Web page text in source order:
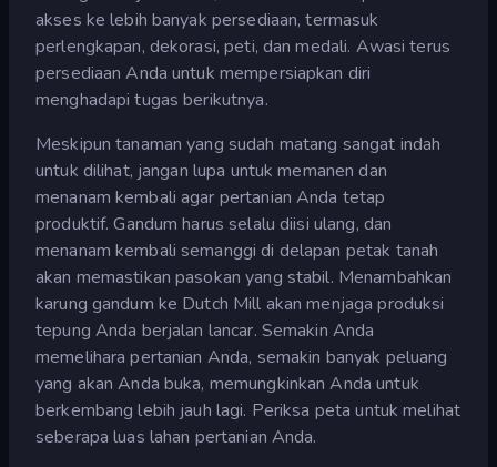
akses ke lebih banyak persediaan, termasuk
perlengkapan, dekorasi, peti, dan medali. Awasi terus
persediaan Anda untuk mempersiapkan diri
menghadapi tugas berikutnya.
Meskipun tanaman yang sudah matang sangat indah
untuk dilihat, jangan lupa untuk memanen dan
menanam kembali agar pertanian Anda tetap
produktif. Gandum harus selalu diisi ulang, dan
menanam kembali semanggi di delapan petak tanah
akan memastikan pasokan yang stabil. Menambahkan
karung gandum ke Dutch Mill akan menjaga produksi
tepung Anda berjalan lancar. Semakin Anda
memelihara pertanian Anda, semakin banyak peluang
yang akan Anda buka, memungkinkan Anda untuk
berkembang lebih jauh lagi. Periksa peta untuk melihat
seberapa luas lahan pertanian Anda.